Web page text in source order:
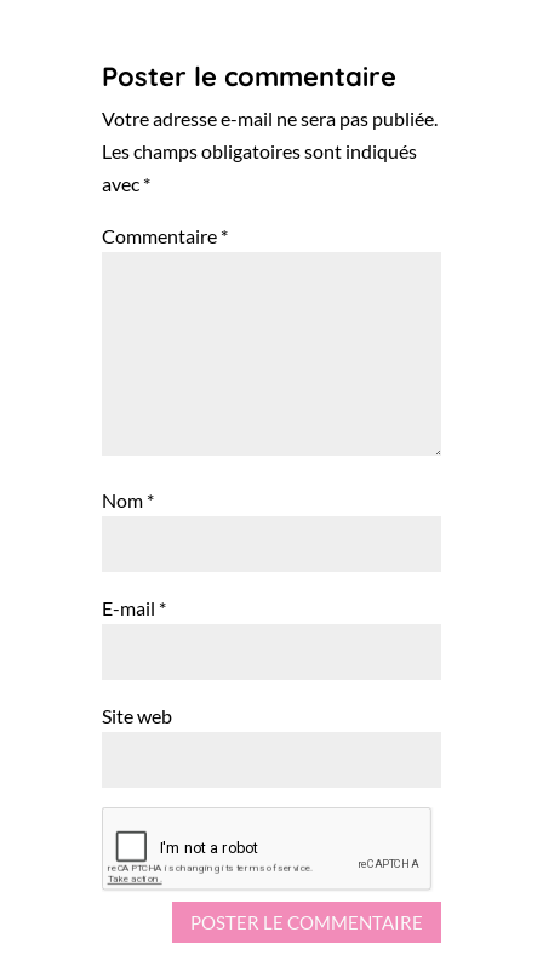
Poster le commentaire
Votre adresse e-mail ne sera pas publiée.
Les champs obligatoires sont indiqués
avec *
Commentaire *
Nom *
E-mail *
Site web